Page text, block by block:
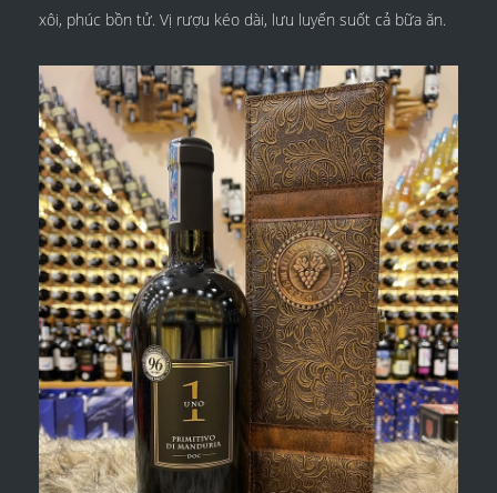
xôi, phúc bồn tử. Vị rượu kéo dài, lưu luyến suốt cả bữa ăn.